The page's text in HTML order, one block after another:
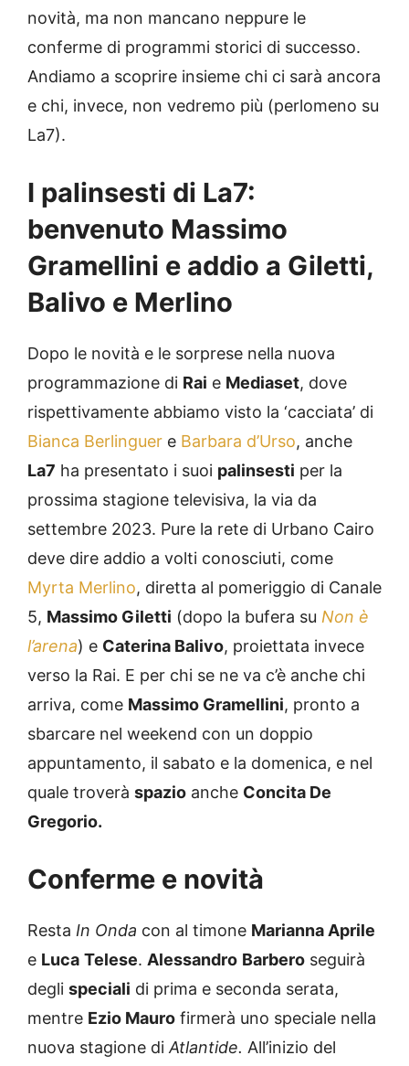
novità, ma non mancano neppure le
conferme di programmi storici di successo.
Andiamo a scoprire insieme chi ci sarà ancora
e chi, invece, non vedremo più (perlomeno su
La7).
I palinsesti di La7:
benvenuto Massimo
Gramellini e addio a Giletti,
Balivo e Merlino
Dopo le novità e le sorprese nella nuova
programmazione di Rai e Mediaset, dove
rispettivamente abbiamo visto la ‘cacciata’ di
Bianca Berlinguer e Barbara d’Urso, anche
La7 ha presentato i suoi palinsesti per la
prossima stagione televisiva, la via da
settembre 2023. Pure la rete di Urbano Cairo
deve dire addio a volti conosciuti, come
Myrta Merlino, diretta al pomeriggio di Canale
5, Massimo Giletti (dopo la bufera su Non è
l’arena) e Caterina Balivo, proiettata invece
verso la Rai. E per chi se ne va c’è anche chi
arriva, come Massimo Gramellini, pronto a
sbarcare nel weekend con un doppio
appuntamento, il sabato e la domenica, e nel
quale troverà spazio anche Concita De
Gregorio.
Conferme e novità
Resta In Onda con al timone Marianna Aprile
e Luca Telese. Alessandro Barbero seguirà
degli speciali di prima e seconda serata,
mentre Ezio Mauro firmerà uno speciale nella
nuova stagione diAtlantide. All’inizio del